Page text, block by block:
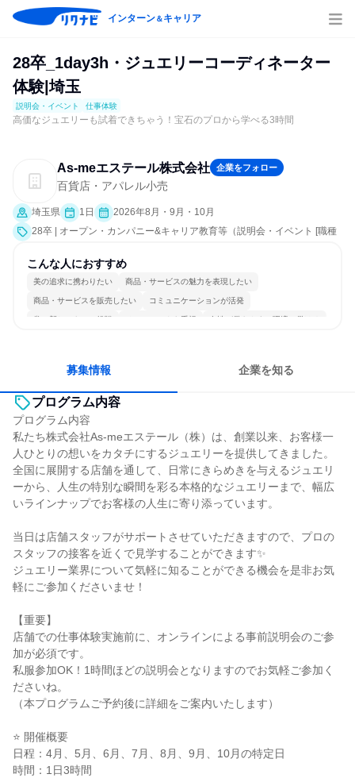
インターン＆キャリア
28卒_1day3h・ジュエリーコーディネーター
体験|埼玉
説明会・イベント 仕事体験
高価なジュエリーも試着できちゃう！宝石のプロから学べる3時間
As‐meエステール株式会社 企業をフォロー
百貨店・アパレル小売
埼玉県 1日
2026年8月・9月・10月
28卒 | オープン・カンパニー&キャリア教育等（説明会・イベント [職種
究]、仕事体験）
こんな人におすすめ
美の追求に携わりたい 商品・サービスの魅力を表現したい
商品・サービスを販売したい コミュニケーションが活発
常に新しいものに挑戦 チームワークを重視 女性が働きやすい環境で働ける
募集情報 企業を知る
プログラム内容
プログラム内容
私たち株式会社As-meエステール（株）は、創業以来、お客様一
人ひとりの想いをカタチにするジュエリーを提供してきました。
全国に展開する店舗を通して、日常にきらめきを与えるジュエリ
ーから、人生の特別な瞬間を彩る本格的なジュエリーまで、幅広
いラインナップでお客様の人生に寄り添っています。
当日は店舗スタッフがサポートさせていただきますので、プロの
スタッフの接客を近くで見学することができます✨
ジュエリー業界について気軽に知ることができる機会を是非お気
軽にご参加くださいませ！
【重要】
店舗での仕事体験実施前に、オンラインによる事前説明会のご参
加が必須です。
私服参加OK！1時間ほどの説明会となりますのでお気軽ご参加く
ださいね。
（本プログラムご予約後に詳細をご案内いたします）
⭐ 開催概要
日程：4月、5月、6月、7月、8月、9月、10月の特定日
時間：1日3時間